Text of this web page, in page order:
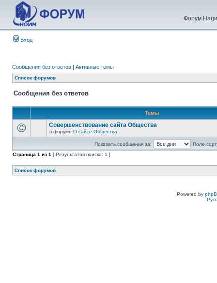
Форум
Вход
Сообщения без ответов | Активные темы
Список форумов
Сообщения без ответов
Темы
Совершенствование сайта Общества
в форуме О сайте Общества
Показать сообщения за:
Поле
Страница 1 из 1 [ Результатов поиска: 1 ]
Список форумов
Powered by